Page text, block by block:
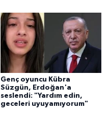
Genç oyuncu Kübra
Süzgün, Erdoğan'a
seslendi: "Yardım edin,
geceleri uyuyamıyorum"